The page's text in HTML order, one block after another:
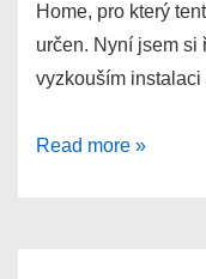
Home, pro který
určen. Nyní jsem si
vyzkouším
Instalace
Read more »